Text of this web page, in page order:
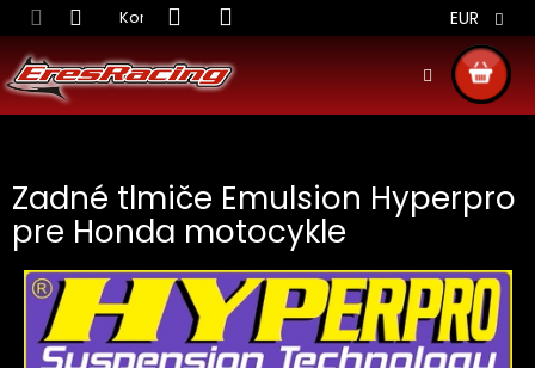
Prejsť
na
obsah
Kontakt Obchodné podmienky Doprava
EUR
KOŠÍK
Zadné tlmiče Emulsion Hyperpro
pre Honda motocykle